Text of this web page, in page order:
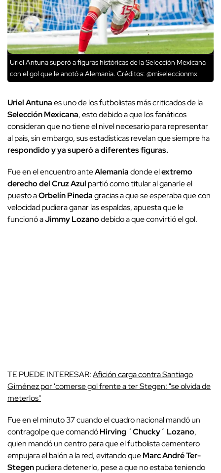
Uriel Antuna superó a figuras históricas de la Selección Mexicana
con el gol que le anotó a Alemania. Créditos: @miseleccionmx
Uriel Antunaes uno de los futbolistas más criticados de la
Selección Mexicana, esto debido a que los fanáticos
consideran que no tiene el nivel necesario para representar
al país, sin embargo, sus estadísticas revelan que siempre ha
respondido y ya superó a diferentes figuras.
Fue en el encuentro anteAlemaniadonde elextremo
derecho del Cruz Azul partió como titular al ganarle el
puesto aOrbelín Pinedagracias a que se esperaba que con
velocidad pudiera ganar las espaldas, apuesta que le
funcionó aJimmy Lozanodebido a que convirtió el gol.
TE PUEDE INTERESAR:Afición carga contra Santiago
Giménez por 'comerse gol frente a ter Stegen: "se olvida de
meterlos"
Fue en el minuto 37 cuando el cuadro nacional mandó un
contragolpe que comandóHirving ´Chucky´ Lozano,
quien mandó un centro para que el futbolista cementero
empujara el balón a la red, evitando queMarc André Ter-
Stegenpudiera detenerlo, pese a que no estaba teniendo